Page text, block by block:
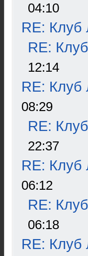
04:10
RE: Клуб
RE:
12:14
RE: Клуб
08:29
RE:
22:37
RE: Клуб
06:12
RE:
06:18
RE: Клуб